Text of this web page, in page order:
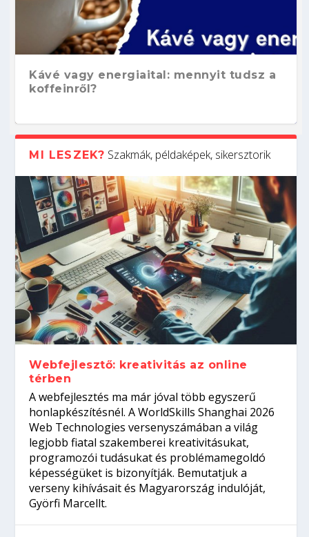
Kávé vagy energiaital: mennyit tudsz a
koffeinről?
Hogyan készíts ATS-barát önéletrajzot?
Így növelheted az esélyedet az
állásinterjúra...
Kitalálod, mire használják ezeket a
gépeket?
Nem sikerült az egyetemi felvételi?
Tanulj szakmát!
Szoftverfejlesztő: verseny kódban –
amikor néhány sor program dönti el a
világversenyt...
MI LESZEK? Szakmák, példaképek, sikersztorik
Webfejlesztő: kreativitás az online
térben
A webfejlesztés ma már jóval több egyszerű
honlapkészítésnél. A WorldSkills Shanghai 2026
Web Technologies versenyszámában a világ
legjobb fiatal szakemberei kreativitásukat,
programozói tudásukat és problémamegoldó
képességüket is bizonyítják. Bemutatjuk a
verseny kihívásait és Magyarország indulóját,
Györfi Marcellt.